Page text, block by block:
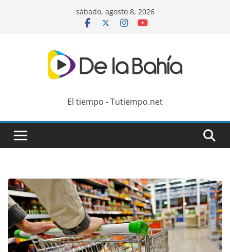
sábado, agosto 8, 2026
El tiempo - Tutiempo.net